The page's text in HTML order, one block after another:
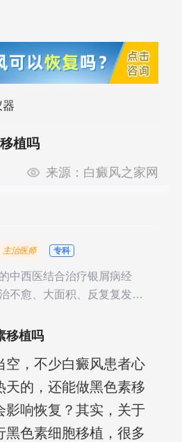
器
植吗
来源： 白癜风之家网
主治医师 专科
中西医结合治疗银屑病经
不愈、大面积、反复复发性
移植吗
空，不少白癜风患者心
天的，还能做黑色素移
影响恢复？其实，关于
黑色素细胞移植，很多